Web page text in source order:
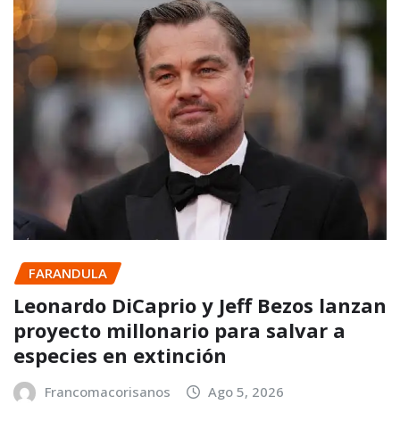
FARANDULA
Leonardo DiCaprio y Jeff Bezos lanzan
proyecto millonario para salvar a
especies en extinción
Francomacorisanos Ago 5, 2026